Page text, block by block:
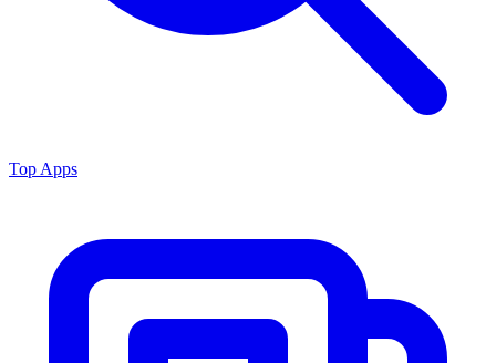
Top Apps